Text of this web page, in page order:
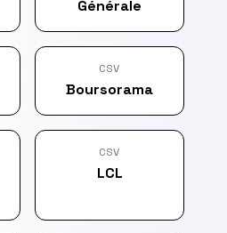
Générale
CSV
Boursorama
CSV
LCL